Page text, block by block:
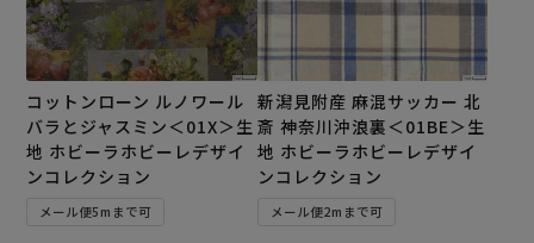
コットンローン ルノワール
バラとジャスミン＜01X＞生
地 ホビーラホビーレデザイ
ンコレクション
メール便5mまで可
新潟見附産 麻混サッカー 北
斎 神奈川沖浪裏＜01BE＞生
地 ホビーラホビーレデザイ
ンコレクション
メール便2mまで可